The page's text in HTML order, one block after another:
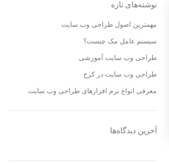
نوشته‌های تازه
مهمترین اصول طراحی وب سایت
سیستم عامل مک چیست؟
طراحی وب سایت آموزشی
طراحی وب سایت در کرج
معرفی انواع نرم افزارهای طراحی وب سایت
آخرین دیدگاه‌ها